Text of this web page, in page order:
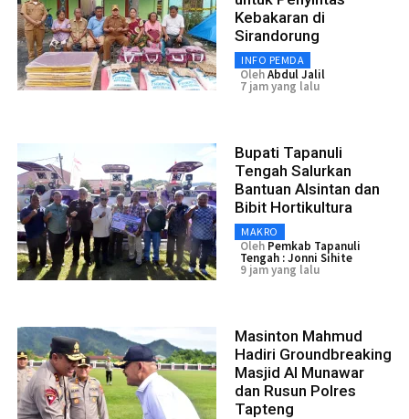
Kebakaran di
Sirandorung
INFO PEMDA
OlehAbdul Jalil
7 jam yang lalu
Bupati Tapanuli
Tengah Salurkan
Bantuan Alsintan dan
Bibit Hortikultura
MAKRO
Oleh Pemkab Tapanuli
Tengah : Jonni Sihite
9 jam yang lalu
Masinton Mahmud
Hadiri Groundbreaking
Masjid Al Munawar
dan Rusun Polres
Tapteng